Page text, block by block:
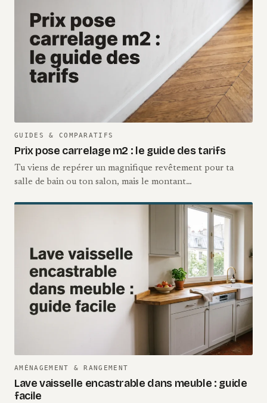
GUIDES & COMPARATIFS
Prix pose carrelage m2 : le guide des tarifs
Tu viens de repérer un magnifique revêtement pour ta
salle de bain ou ton salon, mais le montant…
AMÉNAGEMENT & RANGEMENT
Lave vaisselle encastrable dans meuble : guide
facile